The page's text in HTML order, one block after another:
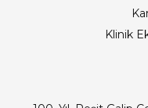
Klinik